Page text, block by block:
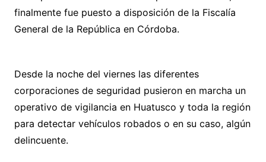
finalmente fue puesto a disposición de la Fiscalía
General de la República en Córdoba.
Desde la noche del viernes las diferentes
corporaciones de seguridad pusieron en marcha un
operativo de vigilancia en Huatusco y toda la región
para detectar vehículos robados o en su caso, algún
delincuente.